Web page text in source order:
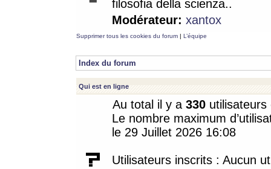
filosofia della scienza..
Modérateur: xantox
Supprimer tous les cookies du forum | L’équipe
Index du forum
Qui est en ligne
Au total il y a 330
Le nombre maximum
le 29 Juillet 2026 16:08
Utilisateurs inscrits : Aucun